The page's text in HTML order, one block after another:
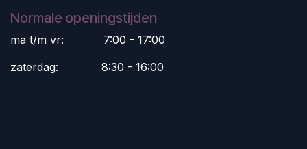
Normale openingstijden
ma t/m vr:
​7:00 - 17:00
zaterdag:
​8:30 - 16:00